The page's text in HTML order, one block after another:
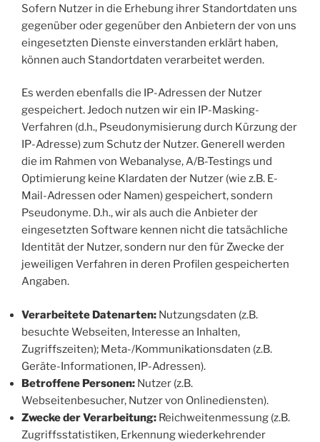
Sofern Nutzer in die Erhebung ihrer Standortdaten uns
gegenüber oder gegenüber den Anbietern der von uns
eingesetzten Dienste einverstanden erklärt haben,
können auch Standortdaten verarbeitet werden.
Es werden ebenfalls die IP-Adressen der Nutzer
gespeichert. Jedoch nutzen wir ein IP-Masking-
Verfahren (d.h., Pseudonymisierung durch Kürzung der
IP-Adresse) zum Schutz der Nutzer. Generell werden
die im Rahmen von Webanalyse, A/B-Testings und
Optimierung keine Klardaten der Nutzer (wie z.B. E-
Mail-Adressen oder Namen) gespeichert, sondern
Pseudonyme. D.h., wir als auch die Anbieter der
eingesetzten Software kennen nicht die tatsächliche
Identität der Nutzer, sondern nur den für Zwecke der
jeweiligen Verfahren in deren Profilen gespeicherten
Angaben.
Verarbeitete Datenarten: Nutzungsdaten (z.B.
besuchte Webseiten, Interesse an Inhalten,
Zugriffszeiten); Meta-/Kommunikationsdaten (z.B.
Geräte-Informationen, IP-Adressen).
Betroffene Personen: Nutzer (z.B.
Webseitenbesucher, Nutzer von Onlinediensten).
Zwecke der Verarbeitung: Reichweitenmessung (z.B.
Zugriffsstatistiken, Erkennung wiederkehrender